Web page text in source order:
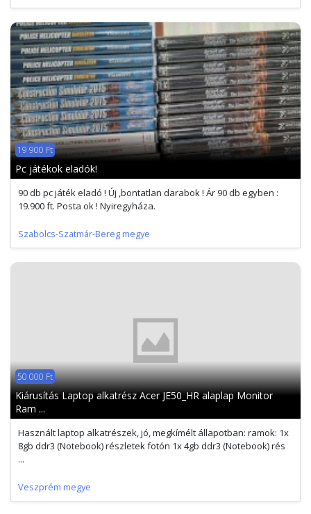
19 900 Ft
Pc játékok eladók!
90 db pc játék eladó ! Új ,bontatlan darabok ! Ár 90 db egyben :
19.900 ft. Posta ok ! Nyiregyháza.
Szabolcs-Szatmár-Bereg megye
50 000 Ft
Kiárusítás Laptop alkatrész Acer JE50_HR alaplap Monitor
Ram ...
Használt laptop alkatrészek, jó, megkímélt állapotban: ramok: 1x
8gb ddr3 (Notebook) részletek fotón 1x 4gb ddr3 (Notebook) rés
...
Veszprém megye